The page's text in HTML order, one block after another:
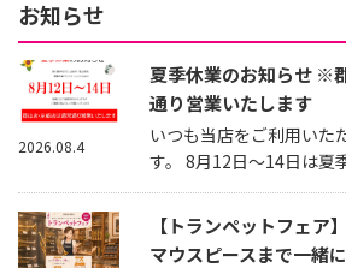
お知らせ
夏季休業のお知らせ ※
通り営業いたします
いつも当店をご利用いた
す。 8月12日～14日は夏
2026.08.4
【トランペットフェア
マウスピースまで一緒